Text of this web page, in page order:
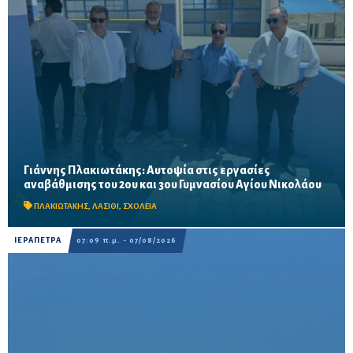
Γιάννης Πλακιωτάκης: Αυτοψία στις εργασίες
αναβάθμισης του 2ου και 3ου Γυμνασίου Αγίου Νικολάου
ΠΛΑΚΙΩΤΑΚΗΣ, ΛΑΣΙΘΙ, ΣΧΟΛΕΙΑ
Οι παρεμβάσεις του προγράμματος «Μαριέττα Γιαννάκου»
αναμένεται να ολοκληρωθούν πριν από τη νέα σχολική χρονιά –
Προβλέπονται ανακαινίσεις αιθουσών, αύλειων και...
ΙΕΡΑΠΕΤΡΑ 07:09 π.μ. - 07/08/2026